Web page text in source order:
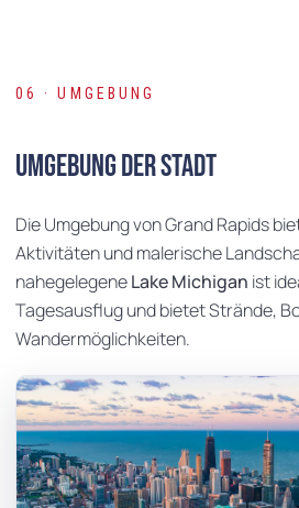
06 · UMGEBUNG
Umgebung der Stadt
Die Umgebung von Grand Rapids
Aktivitäten und malerische
nahegelegeneLake Michigan ist
Tagesausflug und bietet Strände,
Wandermöglichkeiten.